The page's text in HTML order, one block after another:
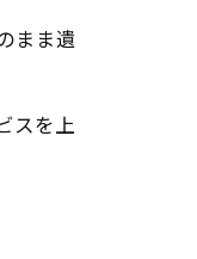
まま遺
スを上